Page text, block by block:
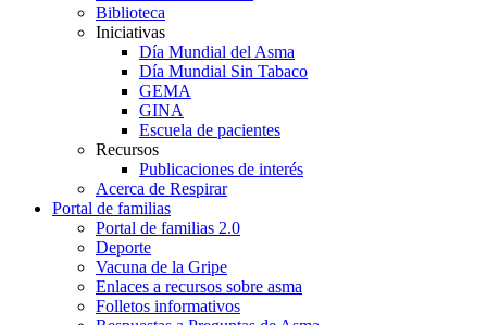
Biblioteca
Iniciativas
Día Mundial del Asma
Día Mundial Sin Tabaco
GEMA
GINA
Escuela de pacientes
Recursos
Publicaciones de interés
Acerca de Respirar
Portal de familias
Portal de familias 2.0
Deporte
Vacuna de la Gripe
Enlaces a recursos sobre asma
Folletos informativos